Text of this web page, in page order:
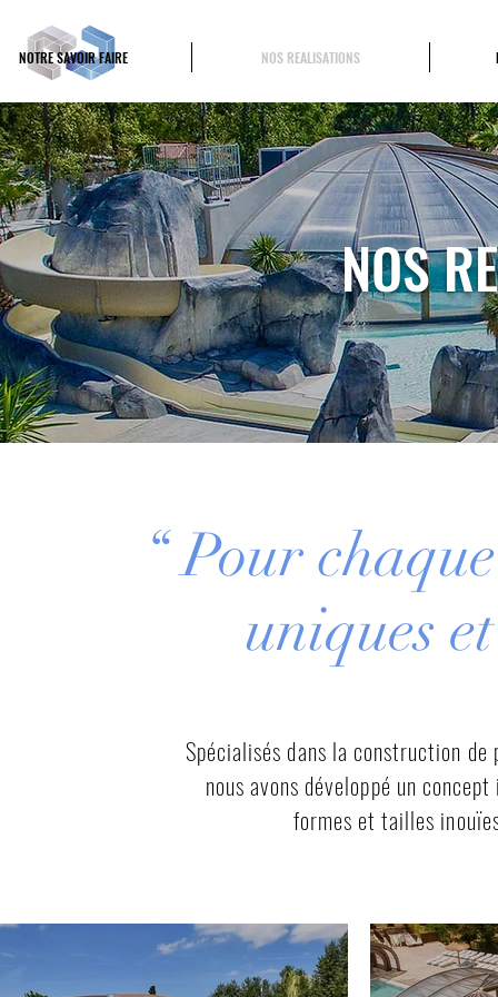
Construction Piscine et Bâtiment
NOTRE SAVOIR FAIRE NOS REALISATIONS
NOS
“ Pour
uniques
Spécialisés dans la construction
nous avons développé un
formes et tailles